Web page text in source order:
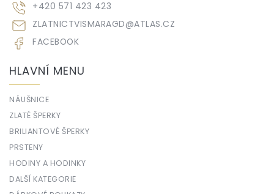
ZLATNICTVISMARAGD@ATLAS.CZ
+420 571 423 423
FACEBOOK
HLAVNÍ MENU
NÁUŠNICE
ZLATÉ ŠPERKY
BRILIANTOVÉ ŠPERKY
PRSTENY
HODINY A HODINKY
DALŠÍ KATEGORIE